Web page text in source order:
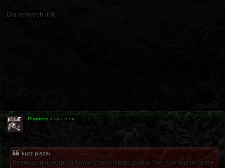
Dla leniwych link:
Pioniere 3 lata temu
kurz pisze:
Pierwszy długograj to kawał znakomitego grania. Nie wyobrażam sobie,